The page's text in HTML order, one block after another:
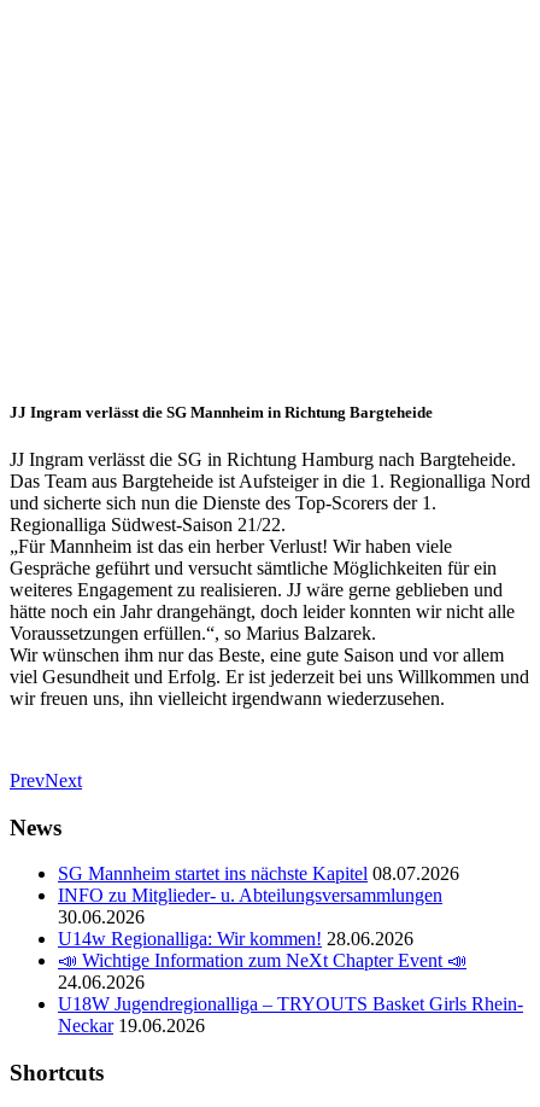
JJ Ingram verlässt die SG Mannheim in Richtung Bargteheide
JJ Ingram verlässt die SG in Richtung Hamburg nach Bargteheide.
Das Team aus Bargteheide ist Aufsteiger in die 1. Regionalliga Nord
und sicherte sich nun die Dienste des Top-Scorers der 1.
Regionalliga Südwest-Saison 21/22.
„Für Mannheim ist das ein herber Verlust! Wir haben viele
Gespräche geführt und versucht sämtliche Möglichkeiten für ein
weiteres Engagement zu realisieren. JJ wäre gerne geblieben und
hätte noch ein Jahr drangehängt, doch leider konnten wir nicht alle
Voraussetzungen erfüllen.“, so Marius Balzarek.
Wir wünschen ihm nur das Beste, eine gute Saison und vor allem
viel Gesundheit und Erfolg. Er ist jederzeit bei uns Willkommen und
wir freuen uns, ihn vielleicht irgendwann wiederzusehen.
PrevNext
News
SG Mannheim startet ins nächste Kapitel 08.07.2026
INFO zu Mitglieder- u. Abteilungsversammlungen
30.06.2026
U14w Regionalliga: Wir kommen! 28.06.2026
📣 Wichtige Information zum NeXt Chapter Event 📣
24.06.2026
U18W Jugendregionalliga – TRYOUTS Basket Girls Rhein-
Neckar 19.06.2026
Shortcuts